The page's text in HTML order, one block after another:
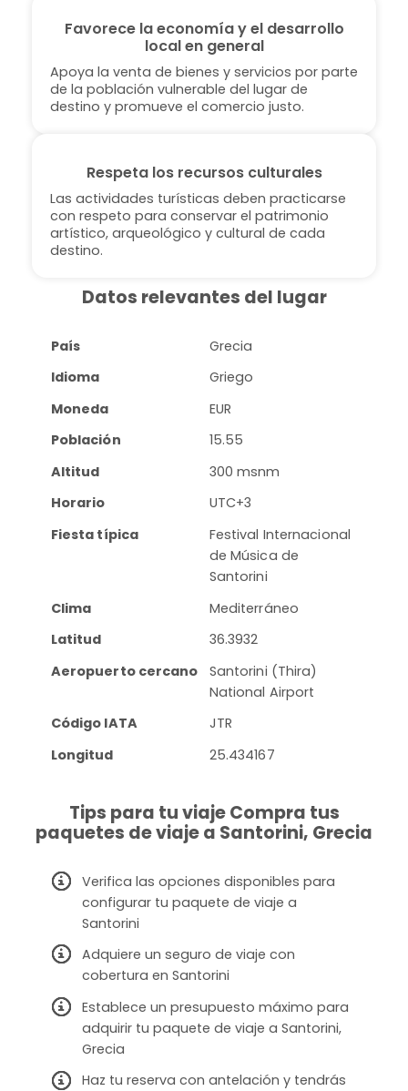
Favorece la economía y el desarrollo
local en general
Apoya la venta de bienes y servicios por parte
de la población vulnerable del lugar de
destino y promueve el comercio justo.
Respeta los recursos culturales
Las actividades turísticas deben practicarse
con respeto para conservar el patrimonio
artístico, arqueológico y cultural de cada
destino.
Datos relevantes del lugar
País
Grecia
Idioma
Griego
Moneda
EUR
Población
15.55
Altitud
300 msnm
Horario
UTC+3
Fiesta típica
Festival Internacional
de Música de
Santorini
Clima
Mediterráneo
Latitud
36.3932
Aeropuerto cercano
Santorini (Thira)
National Airport
Código IATA
JTR
Longitud
25.434167
Tips para tu viaje Compra tus
paquetes de viaje a Santorini, Grecia
Verifica las opciones disponibles para
configurar tu paquete de viaje a
Santorini
Adquiere un seguro de viaje con
cobertura en Santorini
Establece un presupuesto máximo para
adquirir tu paquete de viaje a Santorini,
Grecia
Haz tu reserva con antelación y tendrás